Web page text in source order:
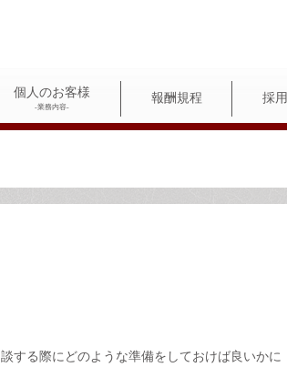
個人のお客様
-業務内容-
報酬規程 採用
する際にどのような準備をしておけば良いかに